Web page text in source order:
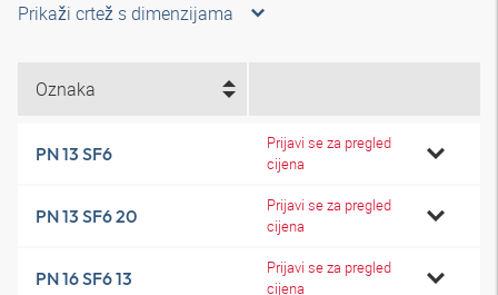
Prikaži crtež s dimenzijama
Oznaka
PN 13 SF6
Prijavi se za pregled
cijena
PN 13 SF6 20
Prijavi se za pregled
cijena
PN 16 SF6 13
Prijavi se za pregled
cijena